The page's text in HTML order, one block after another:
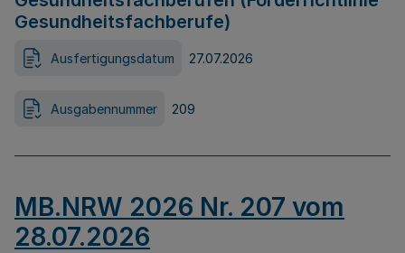
Gesundheitsfachberufe)
Ausfertigungsdatum 27.07.2026
Ausgabennummer 209
MB.NRW 2026 Nr. 207 vom
28.07.2026